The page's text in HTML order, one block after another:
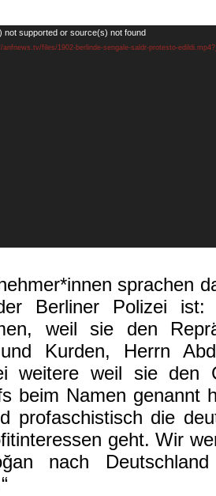
not supported or source(s) not found
files/1902-berlinde-sengale-saldr-protesto-
sprachen
Berliner Polizei ist:
weil sie den
Kurden, Herrn
weitere weil sie den
beim Namen genannt
profaschistisch die
geht. Wir
nach